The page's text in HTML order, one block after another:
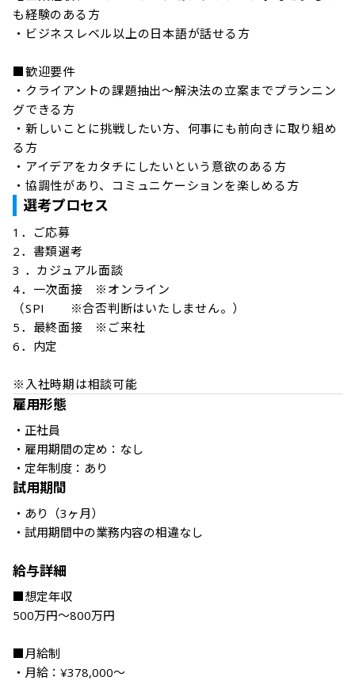
も経験のある方
・ビジネスレベル以上の日本語が話せる方
■歓迎要件
・クライアントの課題抽出～解決法の立案までプランニン
グできる方
・新しいことに挑戦したい方、何事にも前向きに取り組め
る方
・アイデアをカタチにしたいという意欲のある方
・協調性があり、コミュニケーションを楽しめる方
選考プロセス
1．ご応募
2．書類選考
3 ．カジュアル面談
4．一次面接　※オンライン
（SPI　　※合否判断はいたしません。）
5．最終面接　※ご来社
6．内定
※入社時期は相談可能
雇用形態
・正社員
・雇用期間の定め：なし
・定年制度：あり
試用期間
・あり（3ヶ月）
・試用期間中の業務内容の相違なし
給与詳細
■想定年収
500万円～800万円
■月給制
・月給：¥378,000～